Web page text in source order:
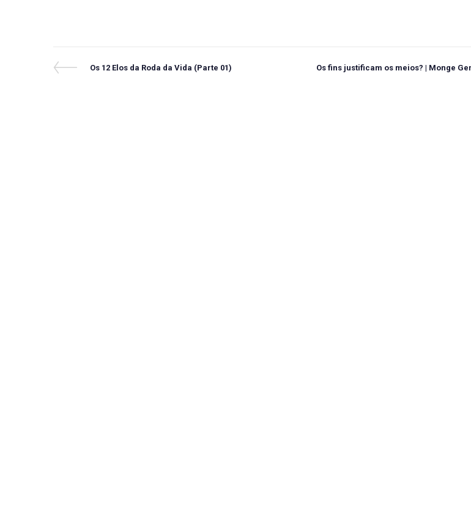
Navegação
Previous
Os 12 Elos da Roda da Vida (Parte 01)
Next
Os fins justificam os meios? | Monge